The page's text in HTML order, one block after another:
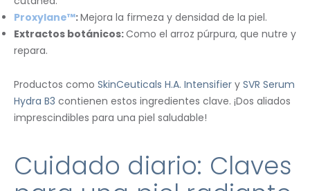
Proxylane™:Mejora la firmeza y densidad de la piel.
Extractos botánicos:Como el arroz púrpura, que nutre y
repara.
Productos como SkinCeuticals H.A. Intensifier y SVR Serum
Hydra B3 contienen estos ingredientes clave. ¡Dos aliados
imprescindibles para una piel saludable!
Cuidado diario: Claves